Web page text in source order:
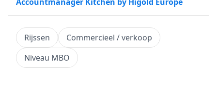
Rijssen
Commercieel / verkoop
Niveau MBO